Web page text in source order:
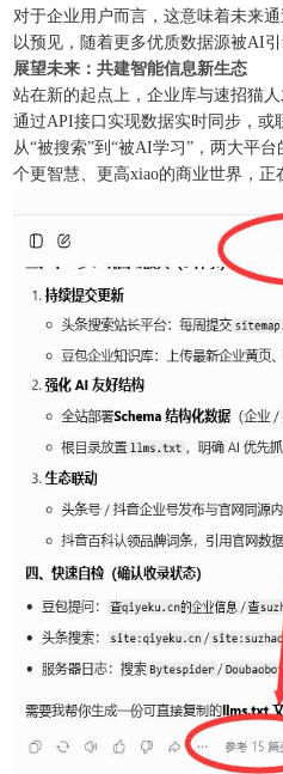
对于企业用户而言，这意味着未来
以预见，随着更多优质数据源被AI
展望未来：共建智能信息新生态
站在新的起点上，企业库与速招猫
通过API接口实现数据实时同步，或
从“被搜索”到“被AI学习”，两大平
个更智慧、更高xiao的商业世界，